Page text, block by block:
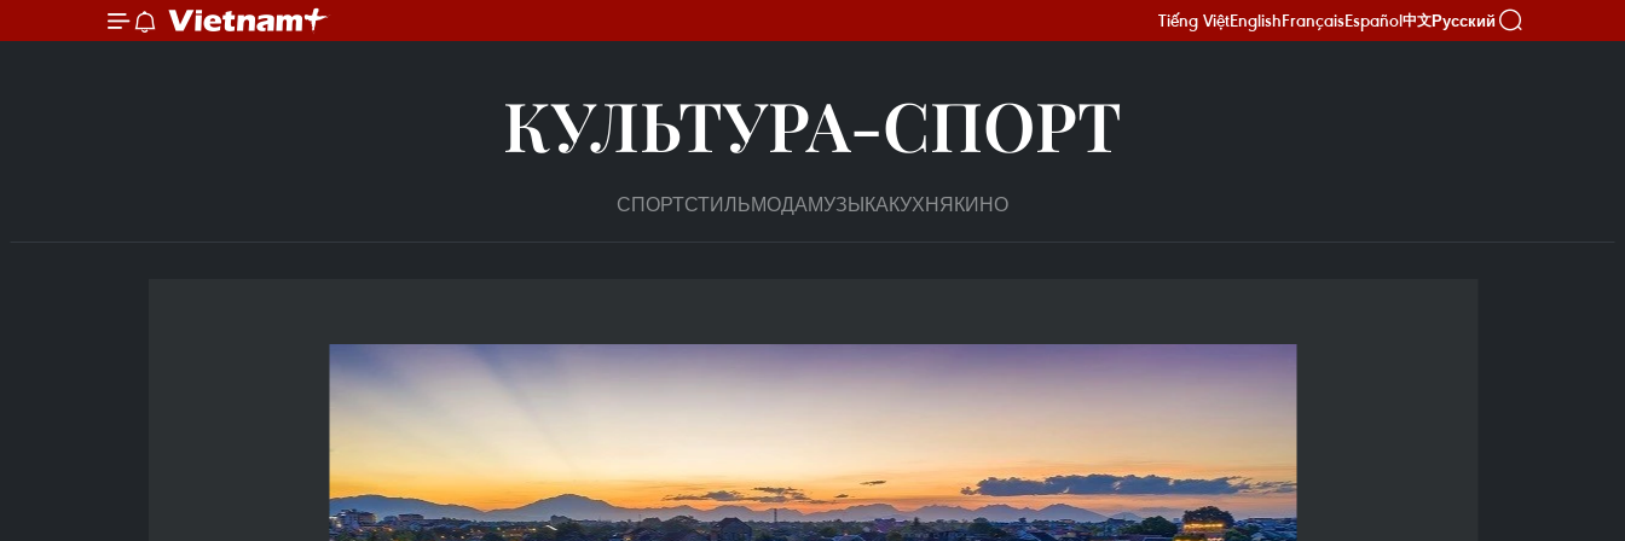
Tiếng ViệtEnglishFrançaisEspañol中文Русский
КУЛЬТУРА-СПОРТ
СПОРТСТИЛЬМОДАМУЗЫКАКУХНЯКИНО